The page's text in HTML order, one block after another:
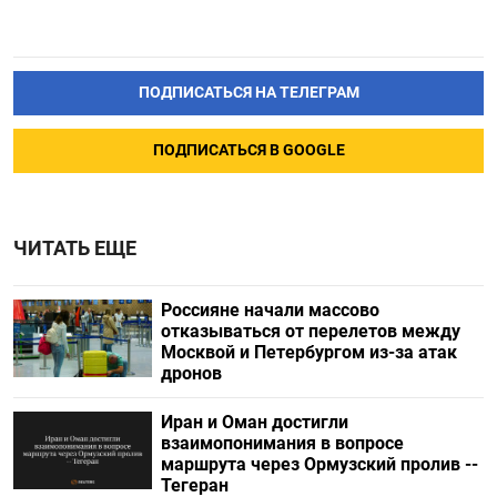
ПОДПИСАТЬСЯ НА ТЕЛЕГРАМ
ПОДПИСАТЬСЯ В GOOGLE
ЧИТАТЬ ЕЩЕ
Россияне начали массово
отказываться от перелетов между
Москвой и Петербургом из-за атак
дронов
Иран и Оман достигли
взаимопонимания в вопросе
маршрута через Ормузский пролив --
Тегеран